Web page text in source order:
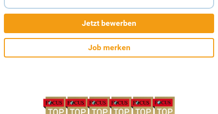
Jetzt bewerben
Job merken